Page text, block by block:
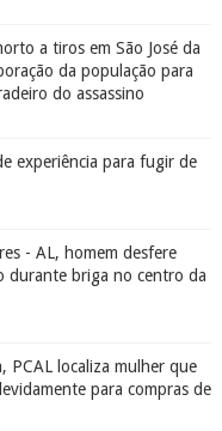
a tiros em São José da
da população para
do assassino
experiência para fugir de
- AL, homem desfere
durante briga no centro da
PCAL localiza mulher que
para compras de